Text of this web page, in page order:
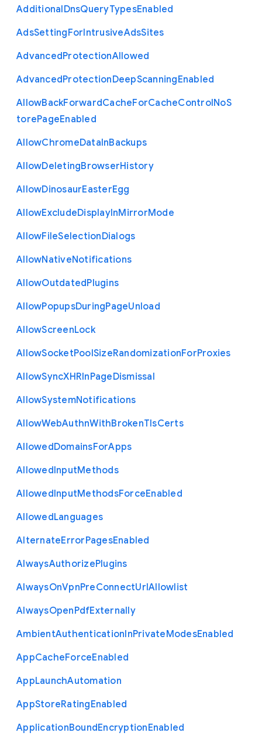
AdditionalDnsQueryTypesEnabled
AdsSettingForIntrusiveAdsSites
AdvancedProtectionAllowed
AdvancedProtectionDeepScanningEnabled
AllowBackForwardCacheForCacheControlNoS
torePageEnabled
AllowChromeDataInBackups
AllowDeletingBrowserHistory
AllowDinosaurEasterEgg
AllowExcludeDisplayInMirrorMode
AllowFileSelectionDialogs
AllowNativeNotifications
AllowOutdatedPlugins
AllowPopupsDuringPageUnload
AllowScreenLock
AllowSocketPoolSizeRandomizationForProxies
AllowSyncXHRInPageDismissal
AllowSystemNotifications
AllowWebAuthnWithBrokenTlsCerts
AllowedDomainsForApps
AllowedInputMethods
AllowedInputMethodsForceEnabled
AllowedLanguages
AlternateErrorPagesEnabled
AlwaysAuthorizePlugins
AlwaysOnVpnPreConnectUrlAllowlist
AlwaysOpenPdfExternally
AmbientAuthenticationInPrivateModesEnabled
AppCacheForceEnabled
AppLaunchAutomation
AppStoreRatingEnabled
ApplicationBoundEncryptionEnabled